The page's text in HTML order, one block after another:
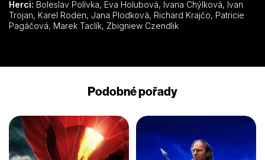
Herci:
Trojan, Karel Roden, Jana Plodková, Richard Krajčo, Patricie
Pagáčová, Marek Taclík, Zbigniew Czendlik
Podobné pořady